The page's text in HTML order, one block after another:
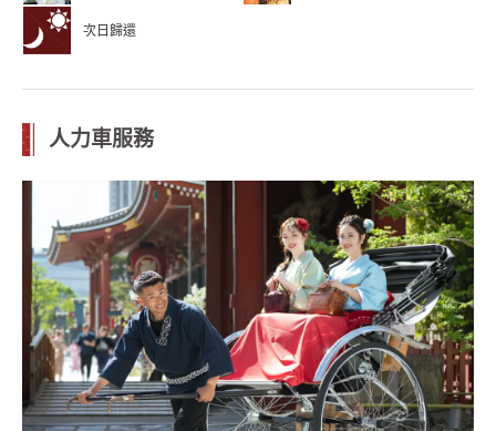
次日歸還
人力車服務